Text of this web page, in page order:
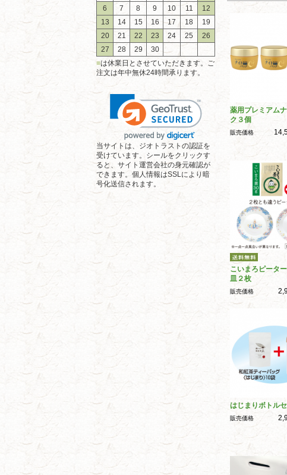
6
7 8 9 10 11
12
13
14 15 16 17 18
19
20
21 22 23 24 25
26
27
28 29
30
■は休業日とさせていただきます。ご
注文は年中無休24時間承ります。
当サイトは、ジオトラストの認証を
受けています。シールをクリックす
ると、サイト運営会社の身元確認が
できます。個人情報はSSLにより暗
号化送信されます。
薬用プレミアム
ク３個
販売価格
こいまろピータ
皿２枚
販売価格
はじまりボトル
販売価格